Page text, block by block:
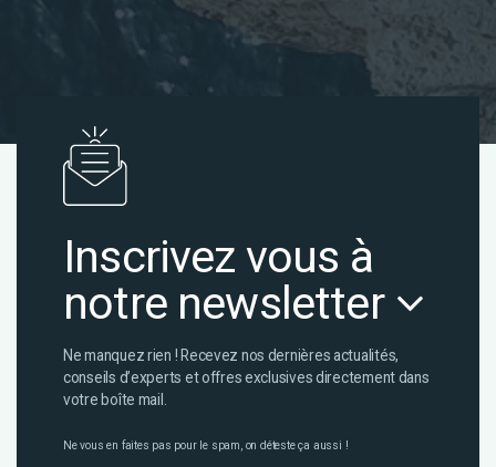
Inscrivez vous à
notre newsletter
Ne manquez rien ! Recevez nos dernières actualités,
conseils d’experts et offres exclusives directement dans
votre boîte mail.
Ne vous en faites pas pour le spam, on déteste ça aussi !